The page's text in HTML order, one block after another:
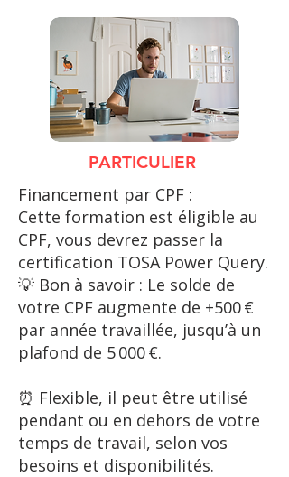
PARTICULIER
Financement par CPF :
Cette formation est éligible au
CPF, vous devrez passer la
certification TOSA Power Query.​
💡 Bon à savoir : Le solde de
votre CPF augmente de +500 €
par année travaillée, jusqu’à un
plafond de 5 000 €.
⏰ Flexible, il peut être utilisé
pendant ou en dehors de votre
temps de travail, selon vos
besoins et disponibilités.